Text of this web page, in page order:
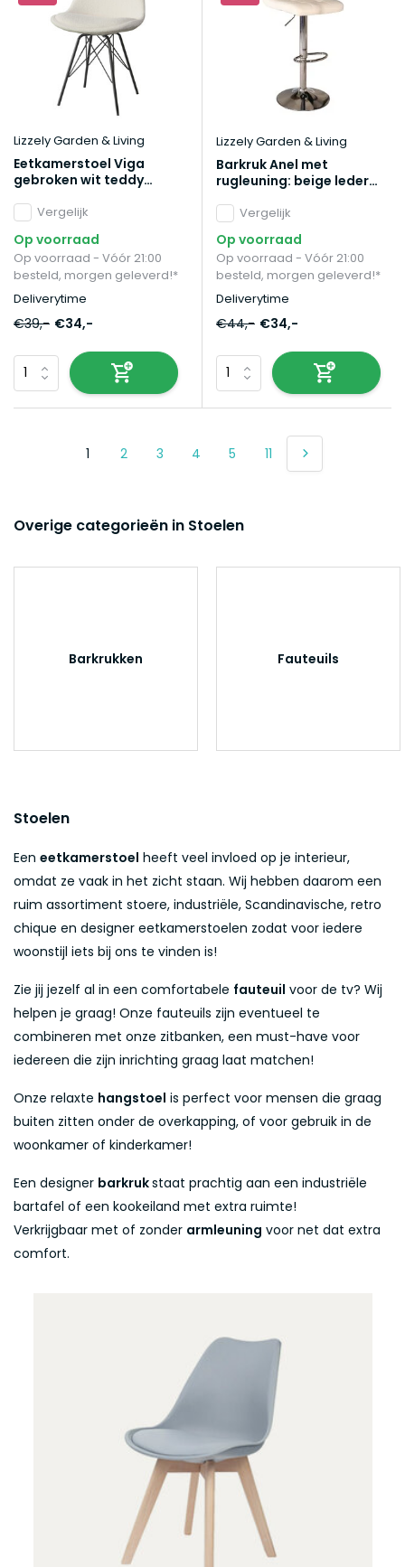
Lizzely Garden & Living
Eetkamerstoel Viga
gebroken wit teddy
Vergelijk
Op voorraad
Op voorraad - Vóór 21:00
besteld, morgen geleverd!*
Deliverytime
€39,- €34,-
Lizzely Garden & Living
Barkruk Anel met
rugleuning: beige leder
Vergelijk
Op voorraad
Op voorraad - Vóór 21:00
besteld, morgen geleverd!*
Deliverytime
€44,- €34,-
1 2 3 4 5 11
Overige categorieën in Stoelen
Barkrukken Fauteuils
Stoelen
Een eetkamerstoel heeft veel invloed op je interieur,
omdat ze vaak in het zicht staan. Wij hebben daarom een
ruim assortiment stoere, industriële, Scandinavische, retro
chique en designer eetkamerstoelen zodat voor iedere
woonstijl iets bij ons te vinden is!
Zie jij jezelf al in een comfortabele fauteuil voor de tv? Wij
helpen je graag! Onze fauteuils zijn eventueel te
combineren met onze zitbanken, een must-have voor
iedereen die zijn inrichting graag laat matchen!
Onze relaxte hangstoel is perfect voor mensen die graag
buiten zitten onder de overkapping, of voor gebruik in de
woonkamer of kinderkamer!
Een designer barkrukstaat prachtig aan een industriële
bartafel of een kookeiland met extra ruimte!
Verkrijgbaar met of zonder armleuning voor net dat extra
comfort.